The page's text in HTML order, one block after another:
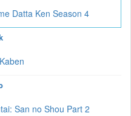
Datta Ken Season 4
San no Shou Part 2